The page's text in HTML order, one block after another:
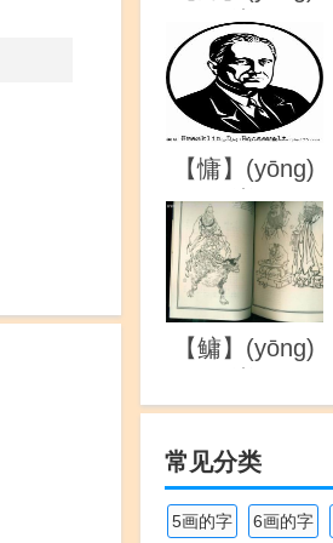
的详解
【慵】(yōng)
的详解
【鳙】(yōng)
常见分类
5画的字 6画的字